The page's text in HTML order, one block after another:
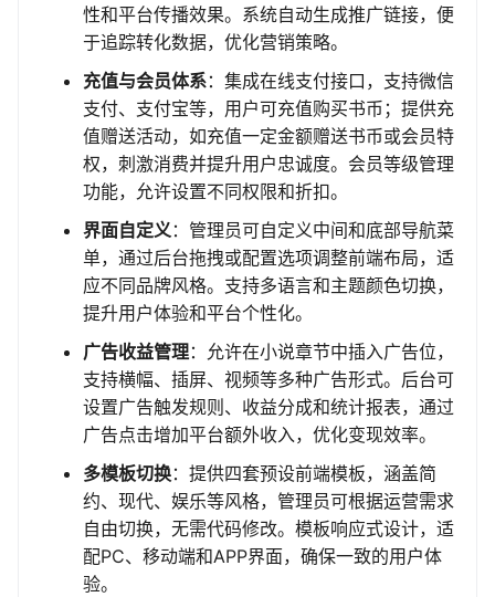
性和平台传播效果。系统自动生成推广链接，便
于追踪转化数据，优化营销策略。
充值与会员体系：集成在线支付接口，支持微信
支付、支付宝等，用户可充值购买书币；提供充
值赠送活动，如充值一定金额赠送书币或会员特
权，刺激消费并提升用户忠诚度。会员等级管理
功能，允许设置不同权限和折扣。
界面自定义：管理员可自定义中间和底部导航菜
单，通过后台拖拽或配置选项调整前端布局，适
应不同品牌风格。支持多语言和主题颜色切换，
提升用户体验和平台个性化。
广告收益管理：允许在小说章节中插入广告位，
支持横幅、插屏、视频等多种广告形式。后台可
设置广告触发规则、收益分成和统计报表，通过
广告点击增加平台额外收入，优化变现效率。
多模板切换：提供四套预设前端模板，涵盖简
约、现代、娱乐等风格，管理员可根据运营需求
自由切换，无需代码修改。模板响应式设计，适
配PC、移动端和APP界面，确保一致的用户体
验。